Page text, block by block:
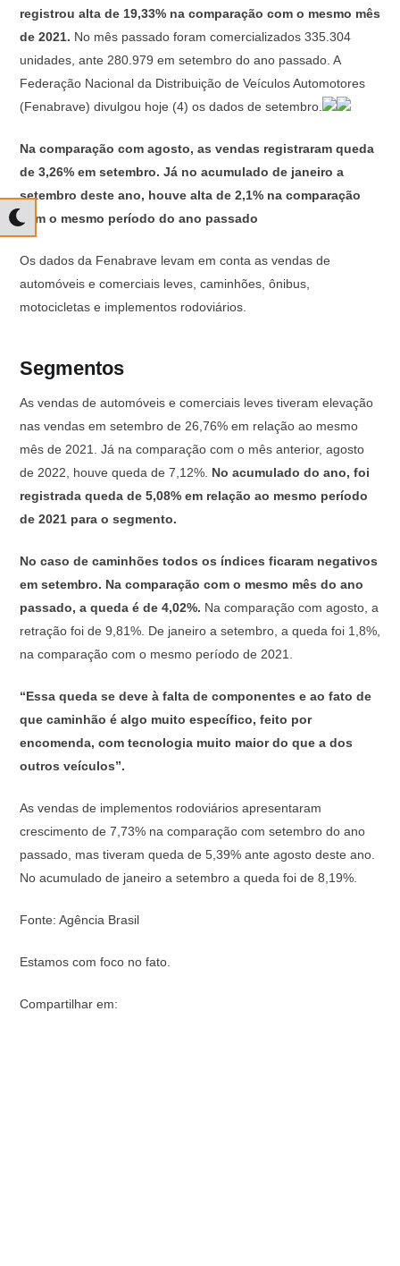
registrou alta de 19,33% na comparação com o mesmo mês
de 2021. No mês passado foram comercializados 335.304
unidades, ante 280.979 em setembro do ano passado. A
Federação Nacional da Distribuição de Veículos Automotores
(Fenabrave) divulgou hoje (4) os dados de setembro.
Na comparação com agosto, as vendas registraram queda
de 3,26% em setembro. Já no acumulado de janeiro a
setembro deste ano, houve alta de 2,1% na comparação
com o mesmo período do ano passado
Os dados da Fenabrave levam em conta as vendas de
automóveis e comerciais leves, caminhões, ônibus,
motocicletas e implementos rodoviários.
Segmentos
As vendas de automóveis e comerciais leves tiveram elevação
nas vendas em setembro de 26,76% em relação ao mesmo
mês de 2021. Já na comparação com o mês anterior, agosto
de 2022, houve queda de 7,12%. No acumulado do ano, foi
registrada queda de 5,08% em relação ao mesmo período
de 2021 para o segmento.
No caso de caminhões todos os índices ficaram negativos
em setembro. Na comparação com o mesmo mês do ano
passado, a queda é de 4,02%. Na comparação com agosto, a
retração foi de 9,81%. De janeiro a setembro, a queda foi 1,8%,
na comparação com o mesmo período de 2021.
“Essa queda se deve à falta de componentes e ao fato de
que caminhão é algo muito específico, feito por
encomenda, com tecnologia muito maior do que a dos
outros veículos”.
As vendas de implementos rodoviários apresentaram
crescimento de 7,73% na comparação com setembro do ano
passado, mas tiveram queda de 5,39% ante agosto deste ano.
No acumulado de janeiro a setembro a queda foi de 8,19%.
Fonte: Agência Brasil
Estamos com foco no fato.
Compartilhar em: